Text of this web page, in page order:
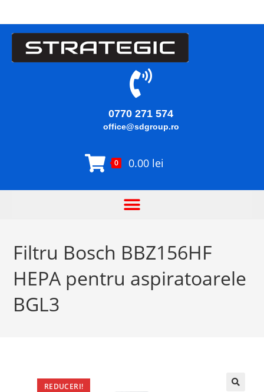
0770 271 574
office@sdgroup.ro
0 0.00 lei
Filtru Bosch BBZ156HF
HEPA pentru aspiratoarele
BGL3
REDUCERI!